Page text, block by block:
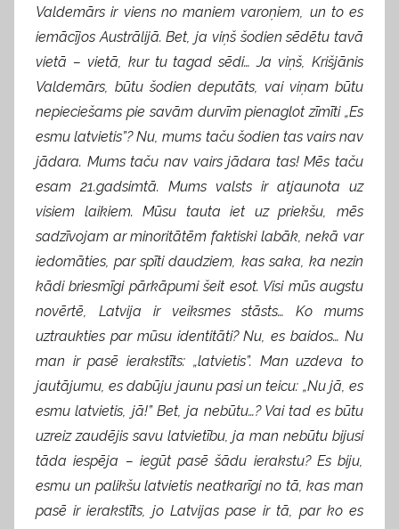
Valdemārs ir viens no maniem varoņiem, un to es
iemācījos Austrālijā. Bet, ja viņš šodien sēdētu tavā
vietā – vietā, kur tu tagad sēdi… Ja viņš, Krišjānis
Valdemārs, būtu šodien deputāts, vai viņam būtu
nepieciešams pie savām durvīm pienaglot zīmīti „Es
esmu latvietis”? Nu, mums taču šodien tas vairs nav
jādara. Mums taču nav vairs jādara tas! Mēs taču
esam 21.gadsimtā. Mums valsts ir atjaunota uz
visiem laikiem. Mūsu tauta iet uz priekšu, mēs
sadzīvojam ar minoritātēm faktiski labāk, nekā var
iedomāties, par spīti daudziem, kas saka, ka nezin
kādi briesmīgi pārkāpumi šeit esot. Visi mūs augstu
novērtē, Latvija ir veiksmes stāsts… Ko mums
uztraukties par mūsu identitāti? Nu, es baidos… Nu
man ir pasē ierakstīts: „latvietis”. Man uzdeva to
jautājumu, es dabūju jaunu pasi un teicu: „Nu jā, es
esmu latvietis, jā!” Bet, ja nebūtu…? Vai tad es būtu
uzreiz zaudējis savu latvietību, ja man nebūtu bijusi
tāda iespēja – iegūt pasē šādu ierakstu? Es biju,
esmu un palikšu latvietis neatkarīgi no tā, kas man
pasē ir ierakstīts, jo Latvijas pase ir tā, par ko es